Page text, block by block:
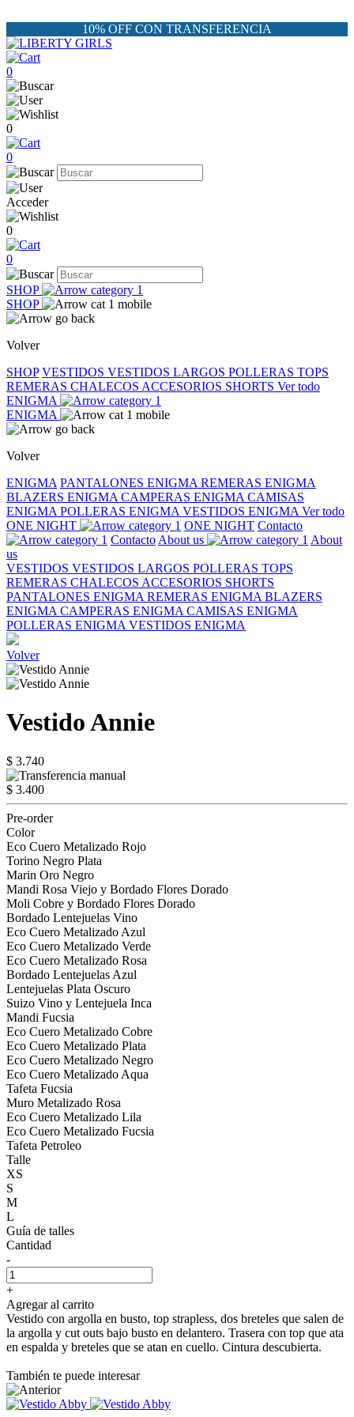
10% OFF CON TRANSFERENCIA
0
0
0
Acceder
0
0
SHOP
SHOP
Volver
SHOP VESTIDOS VESTIDOS LARGOS POLLERAS TOPS
REMERAS CHALECOS ACCESORIOS SHORTS Ver todo
ENIGMA
ENIGMA
Volver
ENIGMA PANTALONES ENIGMA REMERAS ENIGMA
BLAZERS ENIGMA CAMPERAS ENIGMA CAMISAS
ENIGMA POLLERAS ENIGMA VESTIDOS ENIGMA Ver todo
ONE NIGHT
ONE NIGHT Contacto
Contacto About us
About
us
VESTIDOS VESTIDOS LARGOS POLLERAS TOPS
REMERAS CHALECOS ACCESORIOS SHORTS
PANTALONES ENIGMA REMERAS ENIGMA BLAZERS
ENIGMA CAMPERAS ENIGMA CAMISAS ENIGMA
POLLERAS ENIGMA VESTIDOS ENIGMA
Volver
Vestido Annie
$ 3.740
$ 3.400
Pre-order
Color
Eco Cuero Metalizado Rojo
Torino Negro Plata
Marin Oro Negro
Mandi Rosa Viejo y Bordado Flores Dorado
Moli Cobre y Bordado Flores Dorado
Bordado Lentejuelas Vino
Eco Cuero Metalizado Azul
Eco Cuero Metalizado Verde
Eco Cuero Metalizado Rosa
Bordado Lentejuelas Azul
Lentejuelas Plata Oscuro
Suizo Vino y Lentejuela Inca
Mandi Fucsia
Eco Cuero Metalizado Cobre
Eco Cuero Metalizado Plata
Eco Cuero Metalizado Negro
Eco Cuero Metalizado Aqua
Tafeta Fucsia
Muro Metalizado Rosa
Eco Cuero Metalizado Lila
Eco Cuero Metalizado Fucsia
Tafeta Petroleo
Talle
XS
S
M
L
Guía de talles
Cantidad
-
+
Agregar al carrito
Vestido con argolla en busto, top strapless, dos breteles que salen de
la argolla y cut outs bajo busto en delantero. Trasera con top que ata
en espalda y breteles que se atan en cuello. Cintura descubierta.
También te puede interesar